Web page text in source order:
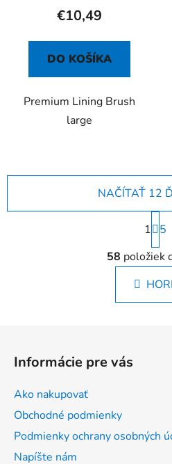
€10,49
DO KOŠÍKA
Premium Lining Brush
large
O
v
l
á
d
k
y
NAČÍTAŤ 12
S
t
r
á
n
k
1
5
58 položiek
Informácie pre vás
Ako nakupovať
Obchodné podmienky
Podmienky ochrany osobných
Napíšte nám